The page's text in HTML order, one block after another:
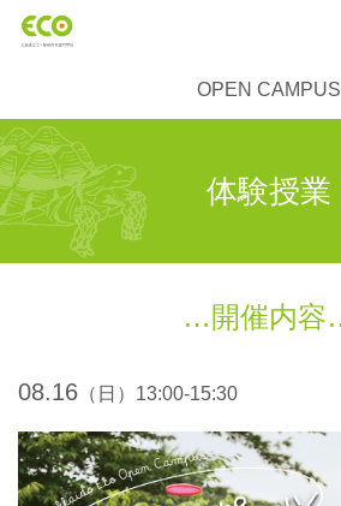
OPEN CAMPUS
体験授業
開催内容
08.16 （日）13:00-15:30